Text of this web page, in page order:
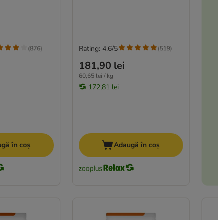
(876)
în coș
181,90 lei
60,65 lei / kg
172,81 lei
Rating: 4.6/5 (519)
Adaugă în coș